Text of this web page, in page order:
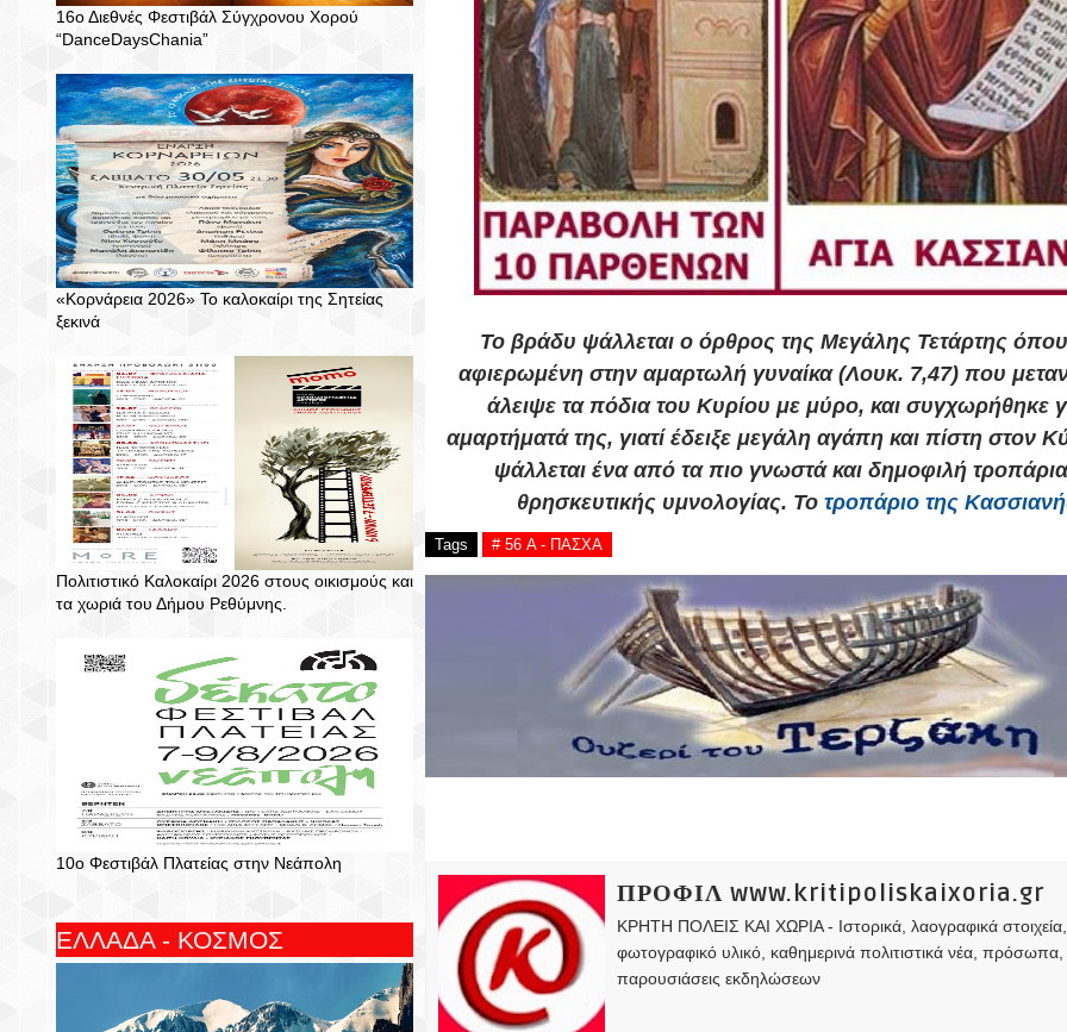
16ο Διεθνές Φεστιβάλ Σύγχρονου Χορού
“DanceDaysChania”
«Κορνάρεια 2026» Το καλοκαίρι της Σητείας
ξεκινά
Πολιτιστικό Καλοκαίρι 2026 στους οικισμούς και
τα χωριά του Δήμου Ρεθύμνης.
10ο Φεστιβάλ Πλατείας στην Νεάπολη
ΕΛΛΑΔΑ - ΚΟΣΜΟΣ
Το βράδυ ψάλλεται ο όρθρος της Μεγάλης Τετάρτης όπου
αφιερωμένη στην αμαρτωλή γυναίκα (Λουκ. 7,47) που
άλειψε τα πόδια του Κυρίου με μύρο, και συγχωρήθηκε
αμαρτήματά της, γιατί έδειξε μεγάλη αγάπη και πίστη στον
ψάλλεται ένα από τα πιο γνωστά και δημοφιλή
θρησκευτικής υμνολογίας. Το τροπάριο της
Tags # 56 Α - ΠΑΣΧΑ
ΠΡΟΦΙΛ www.kritipoliskaixoria.gr
ΚΡΗΤΗ ΠΟΛΕΙΣ ΚΑΙ ΧΩΡΙΑ - Ιστορικά, λαογραφικά
φωτογραφικό υλικό, καθημερινά πολιτιστικά νέα, πρόσωπα,
παρουσιάσεις εκδηλώσεων